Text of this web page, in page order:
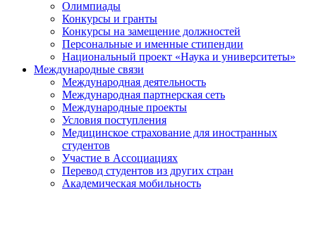
Олимпиады
Конкурсы и гранты
Конкурсы на замещение должностей
Персональные и именные стипендии
Национальный проект «Наука и университеты»
Международные связи
Международная деятельность
Международная партнерская сеть
Международные проекты
Условия поступления
Медицинское страхование для иностранных
студентов
Участие в Ассоциациях
Перевод студентов из других стран
Академическая мобильность